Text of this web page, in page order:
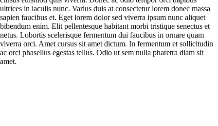
ultrices in iaculis nunc. Varius duis at consectetur lorem donec massa
sapien faucibus et. Eget lorem dolor sed viverra ipsum nunc aliquet
bibendum enim. Elit pellentesque habitant morbi tristique senectus et
netus. Lobortis scelerisque fermentum dui faucibus in ornare quam
viverra orci. Amet cursus sit amet dictum. In fermentum et sollicitudin
ac orci phasellus egestas tellus. Odio ut sem nulla pharetra diam sit
amet.